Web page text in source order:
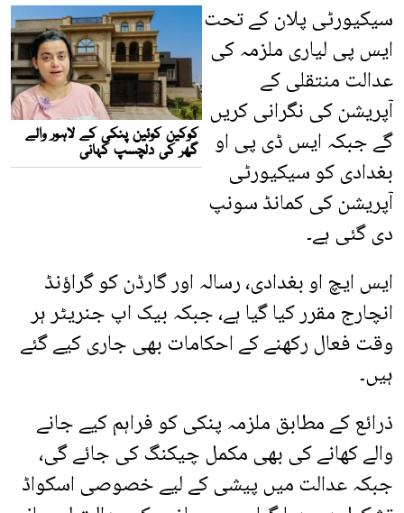
سیکیورٹی پلان کے تحت
ایس پی لیاری ملزمہ کی
عدالت منتقلی کے
آپریشن کی نگرانی کریں
گے جبکہ ایس ڈی پی او
بغدادی کو سیکیورٹی
آپریشن کی کمانڈ سونپ
دی گئی ہے۔
ایس ایچ او بغدادی، رسالہ اور گارڈن کو گراؤنڈ
انچارج مقرر کیا گیا ہے، جبکہ بیک اپ جنریٹر ہر
وقت فعال رکھنے کے احکامات بھی جاری کیے گئے
ہیں۔
ذرائع کے مطابق ملزمہ پنکی کو فراہم کیے جانے
والے کھانے کی بھی مکمل چیکنگ کی جائے گی،
جبکہ عدالت میں پیشی کے لیے خصوصی اسکواڈ